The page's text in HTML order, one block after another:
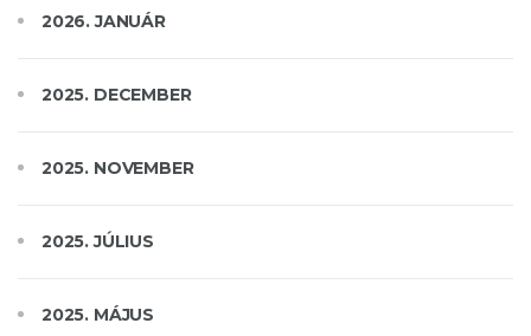
2026. JANUÁR
2025. DECEMBER
2025. NOVEMBER
2025. JÚLIUS
2025. MÁJUS